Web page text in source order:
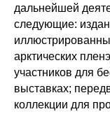
дальнейшей
следующие:
арктических
участников для
выставках;
коллекции для